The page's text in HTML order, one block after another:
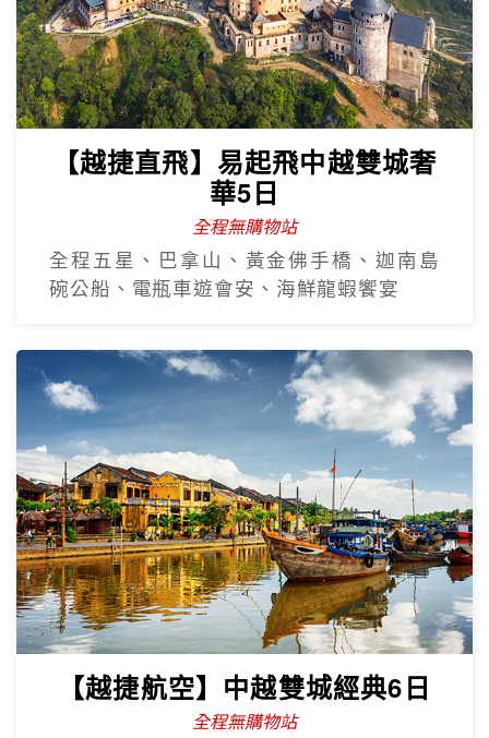
【越捷直飛】易起飛中越雙城奢
華5日
全程無購物站
全程五星、巴拿山、黃金佛手橋、迦南島
碗公船、電瓶車遊會安、海鮮龍蝦饗宴
【越捷航空】中越雙城經典6日
全程無購物站